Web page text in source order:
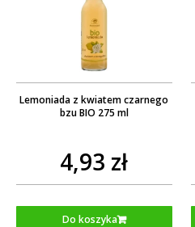
Lemoniada z kwiatem czarnego
bzu BIO 275 ml
4,93 zł
Do koszyka